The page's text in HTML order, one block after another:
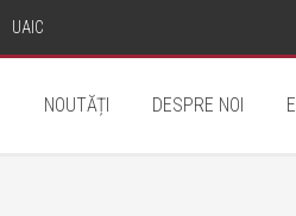
UAIC
NOUTĂȚI DESPRE NOI